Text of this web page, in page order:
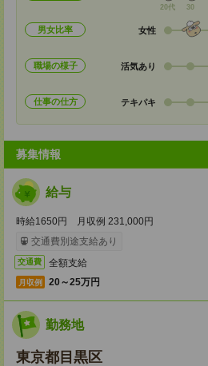
20代 30
男女比率 女性
職場の様子 活気あり
仕事の仕方 テキパキ
募集情報
給与
時給1650円 月収例 231,000円
交通費別途支給あり
交通費 全額支給
月収例 20～25万円
勤務地
東京都目黒区